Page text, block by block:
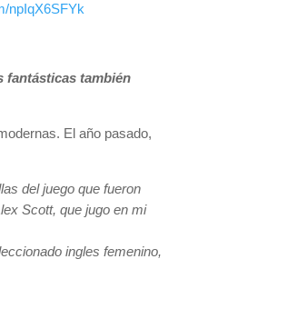
npIqX6SFYk
fantásticas también
El año pasado,
del juego que fueron
Scott, que jugo en mi
ingles femenino,